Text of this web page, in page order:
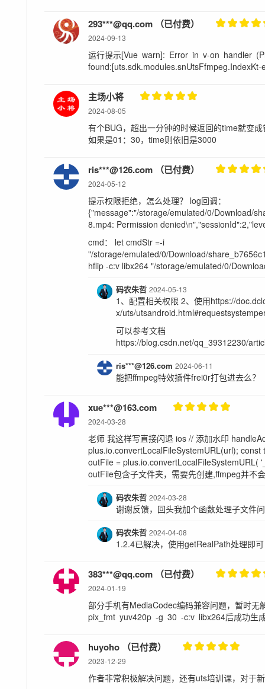
293***@qq.com （已付费）
2024-09-13
运行提示[Vue warn]: Error in v-on handler
主场小将
2024-08-05
有个BUG，超出一分钟的时候返回的time就变
如果是01：30，time则依旧是3000
ris***@126.com （已付费）
2024-05-12
提示权限拒绝，怎么处理？ log回调：
{"message":"/storage/emulated/0/Download/
8.mp4: Permission
cmd： let cmdStr =-i
"/storage/emulated/0/Download/
hflip -c:v libx264 "/storage/emulated/0/
码农朱哲2024-05-13
1、配置相关权限 2、使用https://
x/uts/
可以参考文档
https://blog.csdn.net/qq_39312230/
ris***@126.com2024-06-11
能把ffmpeg特效插件frei0r打包进去么？
xue***@163.com
2024-03-28
老师 我这样写直接闪退 ios // 添加水印
plus.io.convertLocalFileSystemURL(url);
outFile = plus.io.convertLocalFileSystemURL(
outFile包含子文件夹，需要先创建,ffmpeg并不
码农朱哲2024-03-28
谢谢反馈，回头我加个函数处理子文件
码农朱哲2024-04-08
1.2.4已解决，使用getRealPath处理即可
383***@qq.com （已付费）
2024-01-19
部分手机有MediaCodec编码兼容问题，暂时
pix_fmt yuv420p -g 30 -c:v libx264后成功生
huyoho （已付费）
2023-12-29
作者非常积极解决问题，还有uts培训课，对于